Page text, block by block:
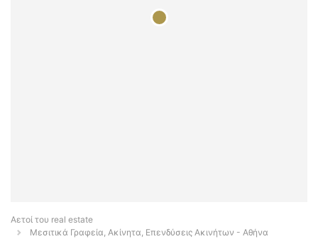
Αετοί του real estate
Μεσιτικά Γραφεία, Ακίνητα, Επενδύσεις Ακινήτων - Αθήνα